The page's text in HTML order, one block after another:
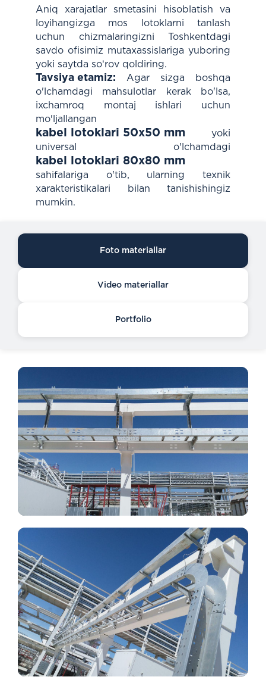
Aniq xarajatlar smetasini hisoblatish va
loyihangizga mos lotoklarni tanlash
uchun chizmalaringizni Toshkentdagi
savdo ofisimiz mutaxassislariga yuboring
yoki saytda soʻrov qoldiring.
Tavsiya etamiz: Agar sizga boshqa
o'lchamdagi mahsulotlar kerak bo'lsa,
ixchamroq montaj ishlari uchun
mo'ljallangan
kabel lotoklari 50x50 mm yoki
universal o'lchamdagi
kabel lotoklari 80x80 mm
sahifalariga o'tib, ularning texnik
xarakteristikalari bilan tanishishingiz
mumkin.
Foto materiallar
Video materiallar
Portfolio